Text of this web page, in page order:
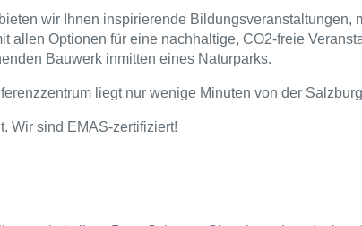
wir Ihnen inspirierende Bildungsveranstaltungen,
Optionen für eine nachhaltige, CO2-freie
Bauwerk inmitten eines Naturparks.
liegt nur wenige Minuten von der
Wir sind EMAS-zertifiziert!